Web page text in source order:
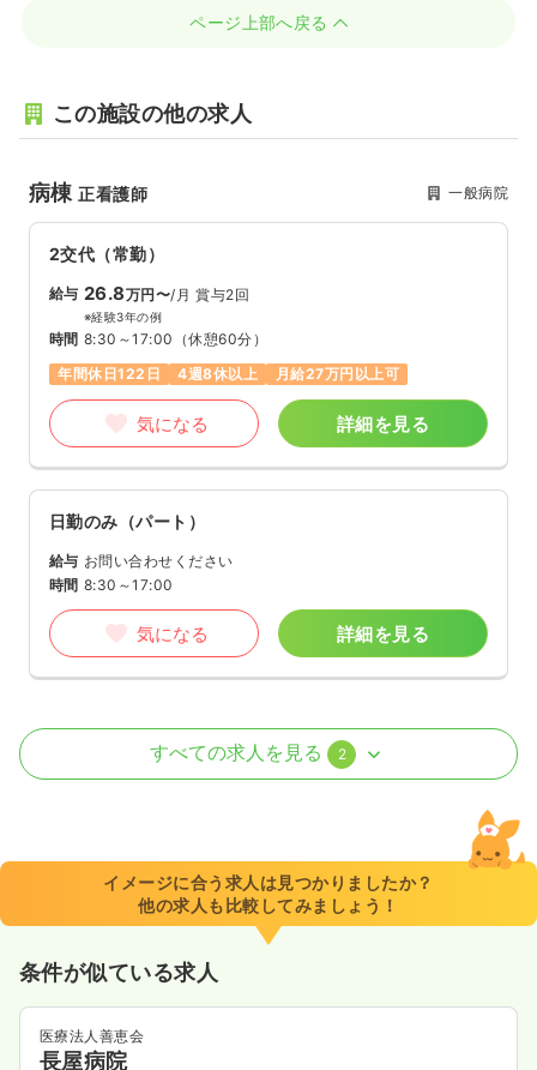
ページ上部へ戻る
この施設の他の求人
病棟正看護師 一般病院
2交代（常勤）
給与 26.8万円〜/月 賞与2回
※経験3年の例
時間 8:30～17:00 （休憩60分）
年間休日122日
4週8休以上 月給27万円以上可
気になる 詳細を見る
日勤のみ（パート）
給与 お問い合わせください
時間 8:30～17:00
気になる 詳細を見る
病棟
8:30～17:00（休憩50分）
年間休日122日
月給34万円以上可
気になる
すべての求人を見る 2
イメージに合う求人は見つかりましたか？
他の求人も比較してみましょう！
条件が似ている求人
医療法人善恵会
長屋病院